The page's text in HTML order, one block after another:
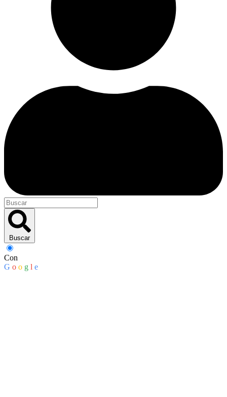
Buscar
Con
G o o g l e